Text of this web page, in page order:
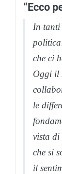
“Ecco
In tanti
che ci
Oggi il
le
vista di
che si
il